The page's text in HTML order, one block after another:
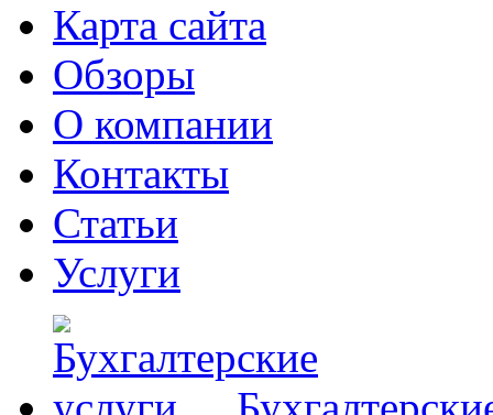
Карта сайта
Обзоры
О компании
Контакты
Статьи
Услуги